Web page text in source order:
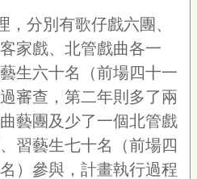
，分別有歌仔戲六團、
家戲、北管戲曲各一
生六十名（前場四十一
審查，第二年則多了兩
藝團及少了一個北管戲
習藝生七十名（前場四
）參與，計畫執行過程